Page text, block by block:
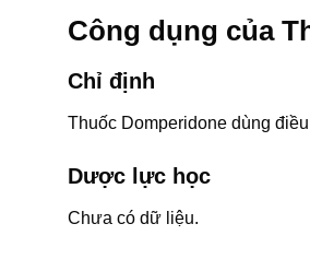
Công dụng của
Chỉ định
Thuốc Domperidone dùng
Dược lực học
Chưa có dữ liệu.